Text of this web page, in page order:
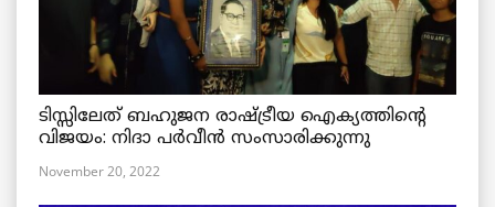
ടിസ്സിലേത് ബഹുജന രാഷ്ട്രീയ ഐക്യത്തിന്റെ
വിജയം: നിദാ പർവീൻ സംസാരിക്കുന്നു
November 20, 2022